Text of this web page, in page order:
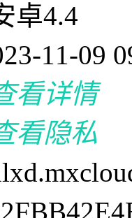
卓4.4
11-09
看详情
看隐私